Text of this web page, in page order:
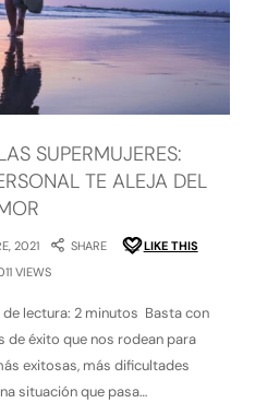
SUPERMUJERES:
TE ALEJA DEL
2021 SHARE
LIKE THIS
VIEWS
de lectura: 2 minutos Basta con
de éxito que nos rodean para
exitosas, más dificultades
situación que pasa…